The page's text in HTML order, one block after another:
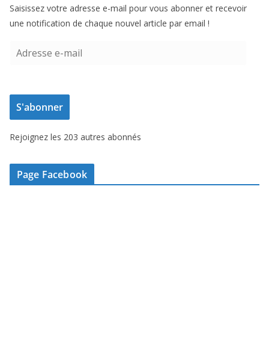
Saisissez votre adresse e-mail pour vous abonner et recevoir
une notification de chaque nouvel article par email !
e
s
e
-
S'abonner
Rejoignez les 203 autres abonnés
Page Facebook